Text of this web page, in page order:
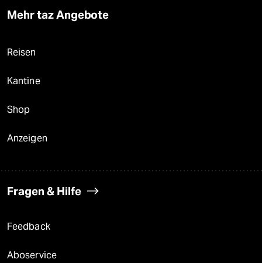
Mehr taz Angebote
Reisen
Kantine
Shop
Anzeigen
Fragen & Hilfe
Feedback
Aboservice